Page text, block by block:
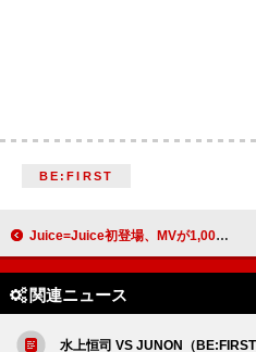
BE:FIRST
Juice=Juice初登場、MVが1,000万回再生突破の代表曲「ひとそれ」を披露 ＜THE FIRST TAKE＞
関連ニュース
水上恒司 VS JUNON（